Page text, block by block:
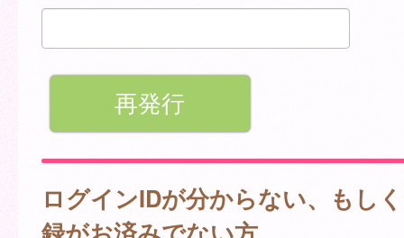
ログインIDが分からない、もし